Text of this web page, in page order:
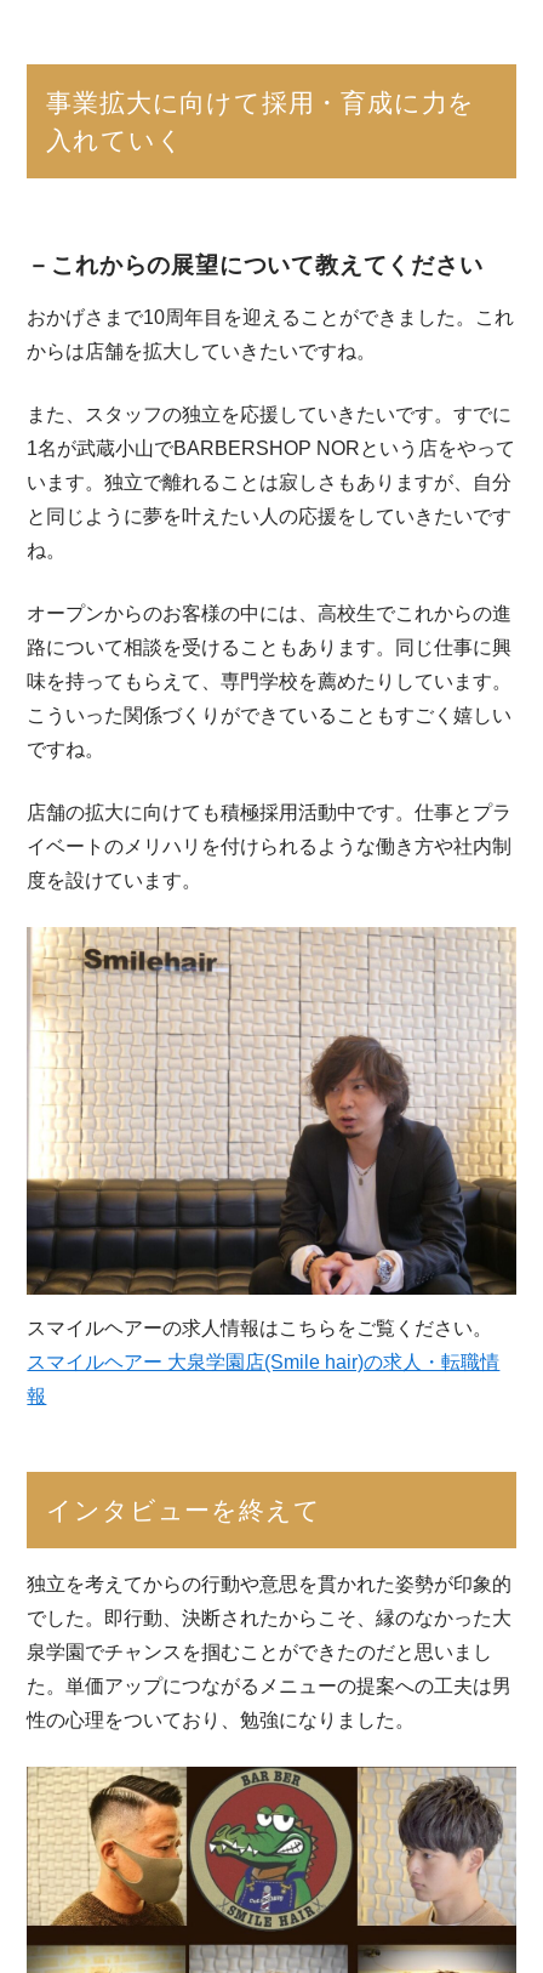
事業拡大に向けて採用・育成に力を
入れていく
－これからの展望について教えてください
おかげさまで10周年目を迎えることができました。これ
からは店舗を拡大していきたいですね。
また、スタッフの独立を応援していきたいです。すでに
1名が武蔵小山でBARBERSHOP NORという店をやって
います。独立で離れることは寂しさもありますが、自分
と同じように夢を叶えたい人の応援をしていきたいです
ね。
オープンからのお客様の中には、高校生でこれからの進
路について相談を受けることもあります。同じ仕事に興
味を持ってもらえて、専門学校を薦めたりしています。
こういった関係づくりができていることもすごく嬉しい
ですね。
店舗の拡大に向けても積極採用活動中です。仕事とプラ
イベートのメリハリを付けられるような働き方や社内制
度を設けています。
スマイルヘアーの求人情報はこちらをご覧ください。
スマイルヘアー 大泉学園店(Smile hair)の求人・転職情
報
インタビューを終えて
独立を考えてからの行動や意思を貫かれた姿勢が印象的
でした。即行動、決断されたからこそ、縁のなかった大
泉学園でチャンスを掴むことができたのだと思いまし
た。単価アップにつながるメニューの提案への工夫は男
性の心理をついており、勉強になりました。